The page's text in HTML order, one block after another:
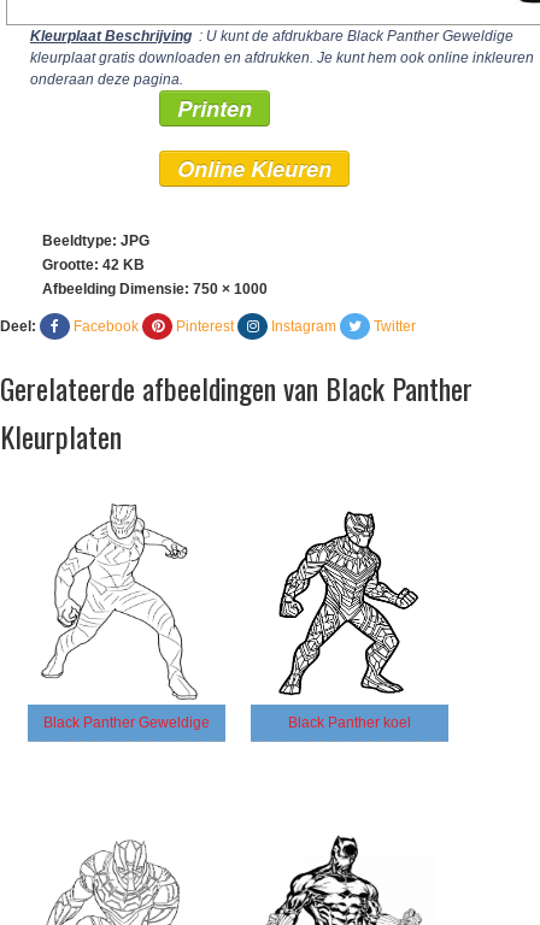
Kleurplaat Beschrijving : U kunt de afdrukbare Black Panther Geweldige
kleurplaat gratis downloaden en afdrukken. Je kunt hem ook online inkleuren
onderaan deze pagina.
Printen
Online Kleuren
Beeldtype: JPG
Grootte: 42 KB
Afbeelding Dimensie: 750 × 1000
Deel: Facebook Pinterest Instagram Twitter
Gerelateerde afbeeldingen van Black Panther
Kleurplaten
Black Panther Geweldige Black Panther koel